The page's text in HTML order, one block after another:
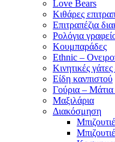
Love Bears
Κιθάρες
Επιτραπέζια
Ρολόγια
Κουμπαράδες
Ethnic –
Κινητικές
Είδη κανπιστού
Γούρια – Μάτια
Μαξιλάρια
Διακόσμηση